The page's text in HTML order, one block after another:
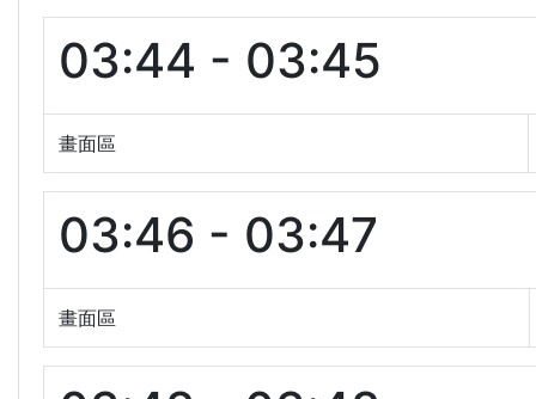
03:44 - 03:45
畫面區
03:46 - 03:47
畫面區